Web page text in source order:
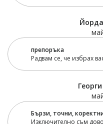
препоръка
Радвам се, че избрах
Бързи, точни,
Изключително съм